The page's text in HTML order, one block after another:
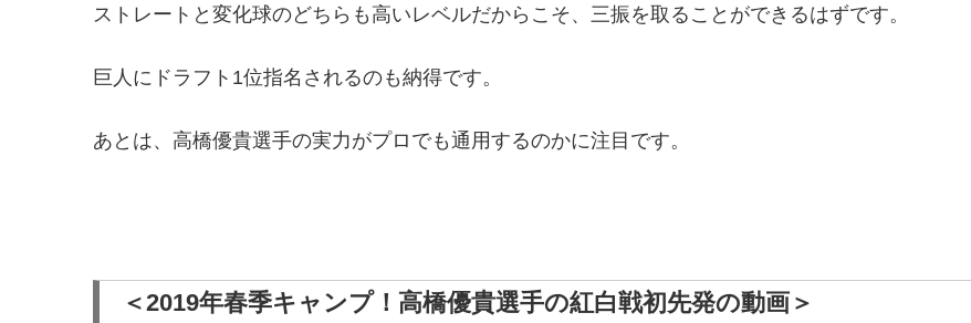
ストレートと変化球のどちらも高いレベルだからこそ、三振を取ることができるはずです。
巨人にドラフト1位指名されるのも納得です。
あとは、高橋優貴選手の実力がプロでも通用するのかに注目です。
＜2019年春季キャンプ！高橋優貴選手の紅白戦初先発の動画＞